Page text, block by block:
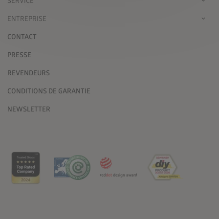
ENTREPRISE
CONTACT
PRESSE
REVENDEURS
CONDITIONS DE GARANTIE
NEWSLETTER